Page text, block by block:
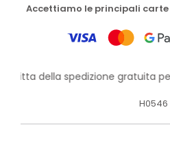
Accettiamo le principali carte
della spedizione gratuita
H0546